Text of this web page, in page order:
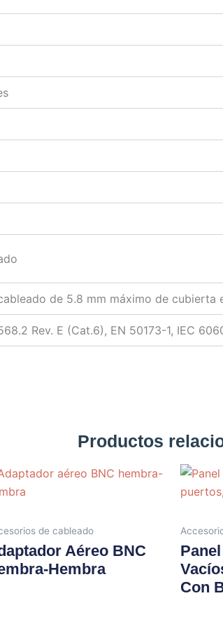
de 5.8 mm máximo de cubierta
Rev. E (Cat.6), EN 50173-1, IEC
Productos
de cableado
Aéreo BNC
Hembra
Con